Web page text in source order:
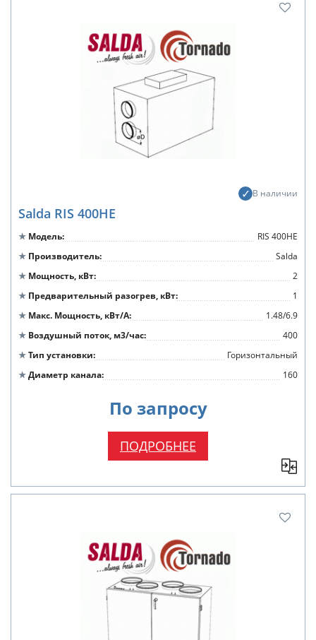
В наличии
Salda RIS 400HE
Модель
RIS 400HE
Производитель
Salda
Мощность, кВт
2
Предварительный разогрев, кВт
1
Макс. Мощность, кВт/А
1.48/6.9
Воздушный поток, м3/час
400
Тип установки
Горизонтальный
Диаметр канала
160
По запросу
ПОДРОБНЕЕ